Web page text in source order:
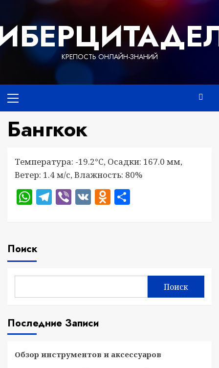
содержимому
КРЕПОСТЬ ОНЛАЙН-ЗНАНИЙ
меню
Бангкок
Температура: -19.2°C, Осадки: 167.0 мм,
Ветер: 1.4 м/с, Влажность: 80%
WhatsApp
Telegram
Viber
VKOdnoklassniki
Поиск
Поиск
Последние Записи
Обзор инструментов и аксессуаров